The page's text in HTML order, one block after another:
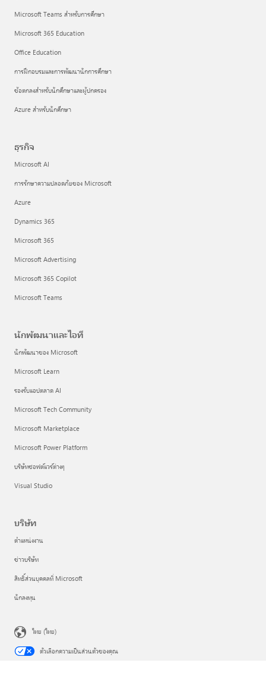
Microsoft Teams สำหรับการศึกษา
Microsoft 365 Education
Office Education
การฝึกอบรมและการพัฒนานักการศึกษา
ข้อตกลงสำหรับนักศึกษาและผู้ปกครอง
Azure สำหรับนักศึกษา
ธุรกิจ
Microsoft AI
การรักษาความปลอดภัยของ Microsoft
Azure
Dynamics 365
Microsoft 365
Microsoft Advertising
Microsoft 365 Copilot
Microsoft Teams
นักพัฒนาและไอที
นักพัฒนาของ Microsoft
Microsoft Learn
รองรับแอปตลาด AI
Microsoft Tech Community
Microsoft Marketplace
Microsoft Power Platform
บริษัทซอฟต์แวร์ต่างๆ
Visual Studio
บริษัท
ตำแหน่งงาน
ข่าวบริษัท
สิทธิ์ส่วนบุคคลที่ Microsoft
นักลงทุน
ไทย (ไทย)
ตัวเลือกความเป็นส่วนตัวของคุณ